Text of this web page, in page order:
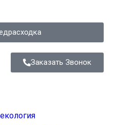
Заказать Звонок